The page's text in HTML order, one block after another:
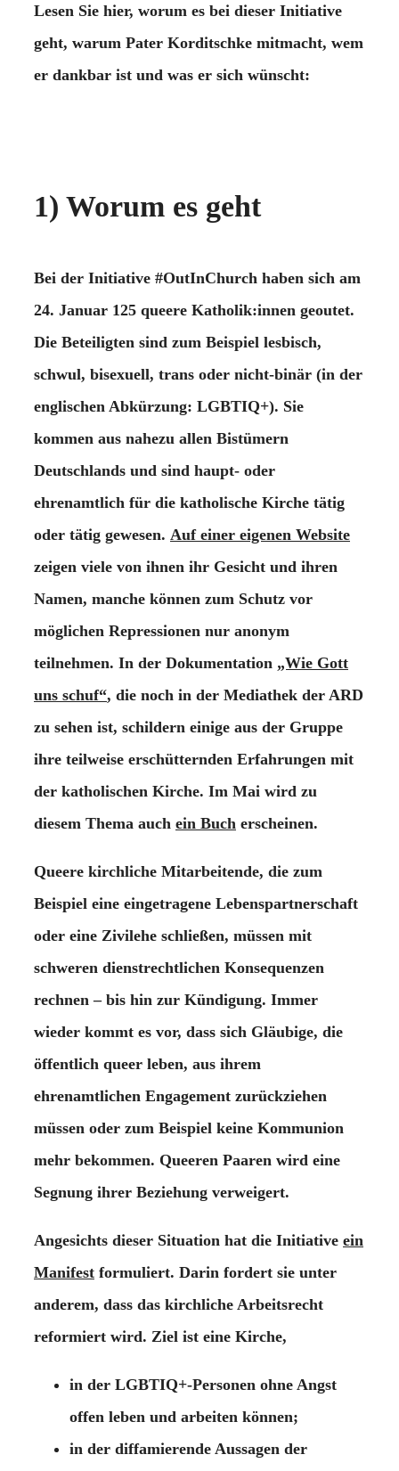
Lesen Sie hier, worum es bei dieser Initiative
geht, warum Pater Korditschke mitmacht, wem
er dankbar ist und was er sich wünscht:
1) Worum es geht
Bei der Initiative #OutInChurch haben sich am
24. Januar 125 queere Katholik:innen geoutet.
Die Beteiligten sind zum Beispiel lesbisch,
schwul, bisexuell, trans oder nicht-binär (in der
englischen Abkürzung: LGBTIQ+). Sie
kommen aus nahezu allen Bistümern
Deutschlands und sind haupt- oder
ehrenamtlich für die katholische Kirche tätig
oder tätig gewesen. Auf einer eigenen Website
zeigen viele von ihnen ihr Gesicht und ihren
Namen, manche können zum Schutz vor
möglichen Repressionen nur anonym
teilnehmen. In der Dokumentation „Wie Gott
uns schuf“, die noch in der Mediathek der ARD
zu sehen ist, schildern einige aus der Gruppe
ihre teilweise erschütternden Erfahrungen mit
der katholischen Kirche. Im Mai wird zu
diesem Thema auch ein Buch erscheinen.
Queere kirchliche Mitarbeitende, die zum
Beispiel eine eingetragene Lebenspartnerschaft
oder eine Zivilehe schließen, müssen mit
schweren dienstrechtlichen Konsequenzen
rechnen – bis hin zur Kündigung. Immer
wieder kommt es vor, dass sich Gläubige, die
öffentlich queer leben, aus ihrem
ehrenamtlichen Engagement zurückziehen
müssen oder zum Beispiel keine Kommunion
mehr bekommen. Queeren Paaren wird eine
Segnung ihrer Beziehung verweigert.
Angesichts dieser Situation hat die Initiative ein
Manifest formuliert. Darin fordert sie unter
anderem, dass das kirchliche Arbeitsrecht
reformiert wird. Ziel ist eine Kirche,
in der LGBTIQ+-Personen ohne Angst
offen leben und arbeiten können;
in der diffamierende Aussagen der